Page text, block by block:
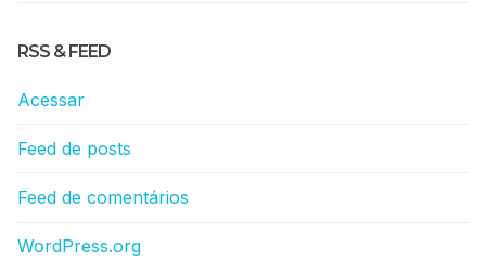
RSS & FEED
Acessar
Feed de posts
Feed de comentários
WordPress.org